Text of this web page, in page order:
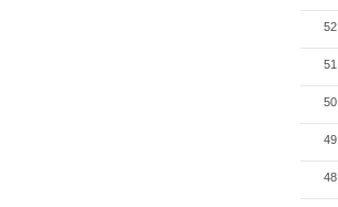
52
51
50
49
48